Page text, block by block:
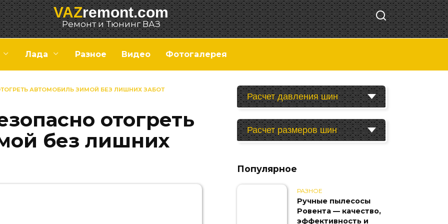
VAZremont.com
Ремонт и Тюнинг ВАЗ
Лада Разное Видео Фотогалерея
АВТОМОБИЛЬ ЗИМОЙ БЕЗ ЛИШНИХ ЗАБОТ
отогреть
без лишних
Расчет давления шин
Расчет размеров шин
Популярное
РАЗНОЕ
Ручные пылесосы
Ровента — качество,
эффективность и